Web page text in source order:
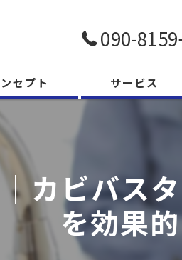
090-
セプト サービス
カビバス
を効果